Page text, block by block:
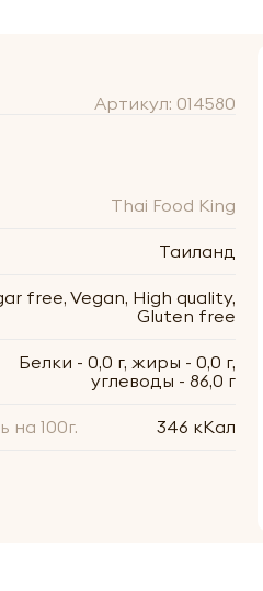
Артикул: 014580
Thai Food King
Таиланд
free, Vegan, High quality,
Gluten free
Белки - 0,0 г, жиры - 0,0 г,
углеводы - 86,0 г
на 100г. 346 кКал